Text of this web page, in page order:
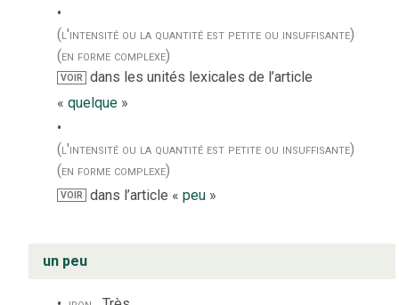
(l'intensité ou la quantité est petite ou insuffisante)
(en forme complexe)
VOIR
dans les unités lexicales de l’article
« quelque »
(l'intensité ou la quantité est petite ou insuffisante)
(en forme complexe)
VOIR dans l’article «peu »
un peu